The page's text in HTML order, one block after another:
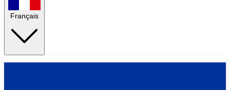
Français